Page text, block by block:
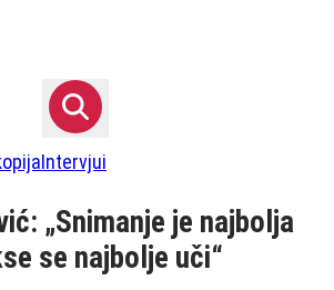
Intervjui
„Snimanje je najbolja
se najbolje uči“